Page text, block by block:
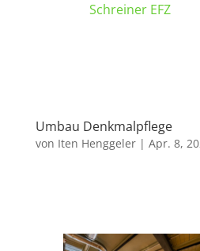
Schreiner EFZ
Umbau Denkmalpflege
von Iten Henggeler| Apr. 8,